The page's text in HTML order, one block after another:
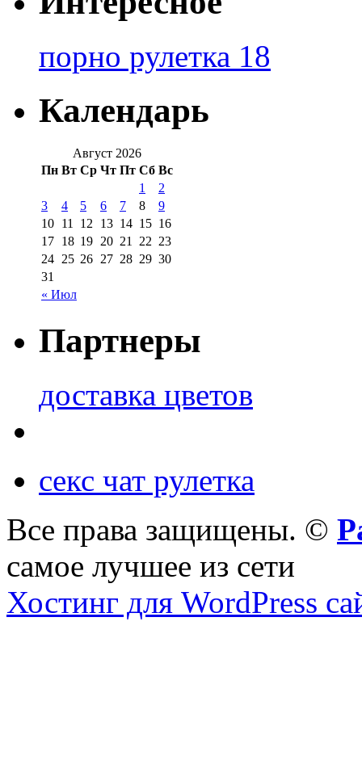
порно рулетка 18
Календарь
Август 2026
Пн Вт Ср Чт Пт Сб Вс
« Июл
1
2
3
4 5 6 7 8
9
10 11 12 13 14 15 16
17 18 19 20 21 22 23
24 25 26 27 28 29 30
31
Партнеры
доставка цветов
секс чат рулетка
Все права защищены. ©
самое лучшее из сети
Хостинг для WordPress